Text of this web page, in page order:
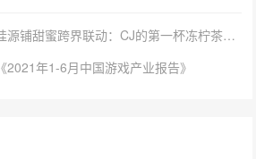
上一篇：网易CC直播×桂源铺甜蜜跨界联动：CJ的第一杯冻柠茶，带给你清凉一夏
年1-6月中国游戏产业报告》